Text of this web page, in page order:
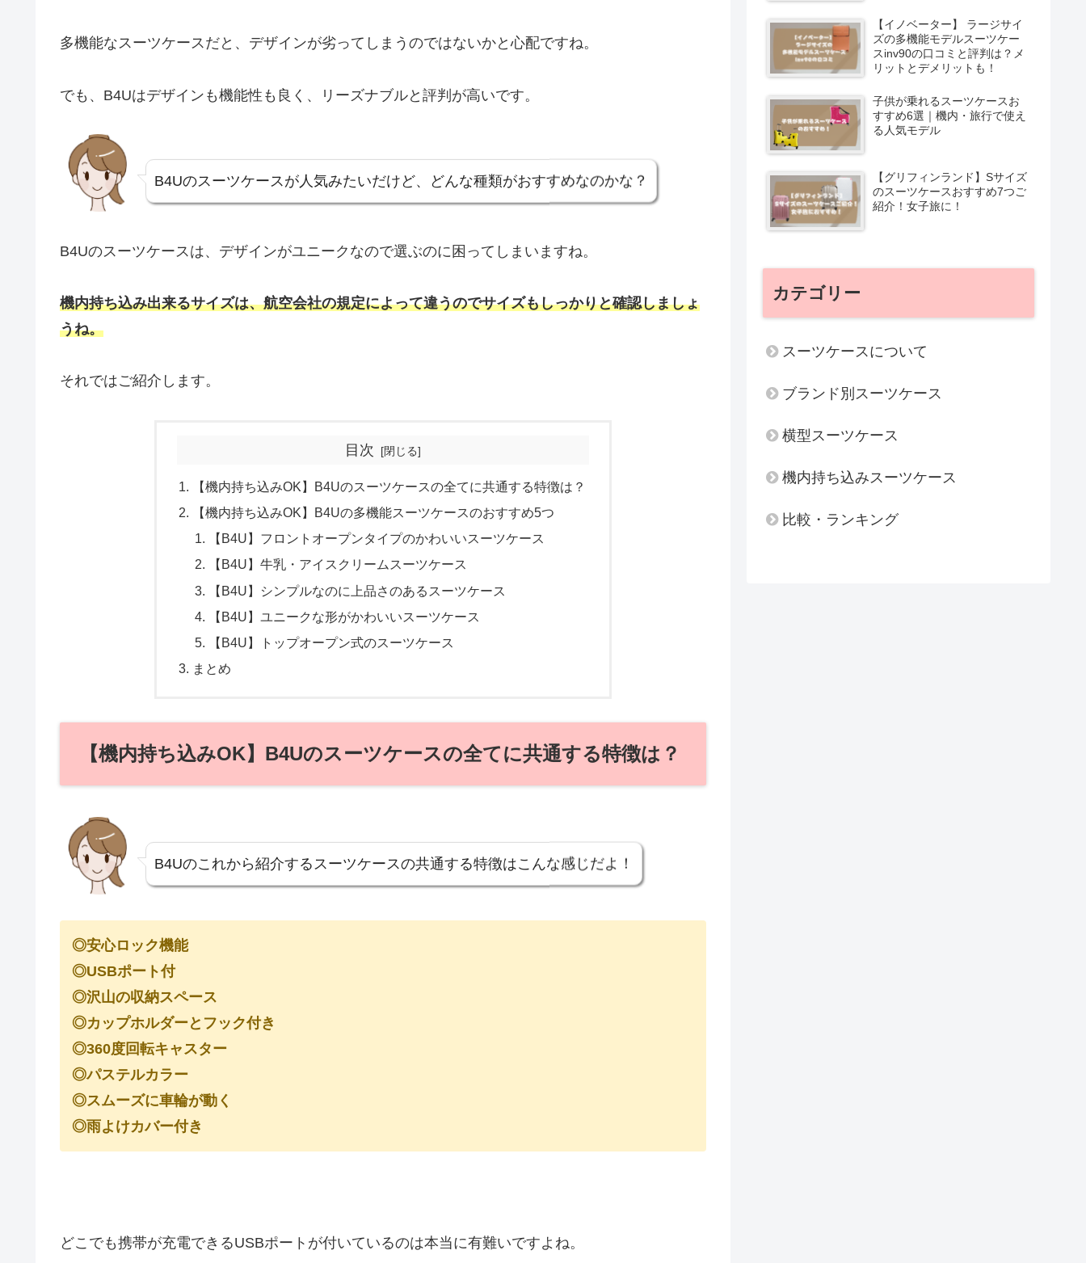
多機能なスーツケースだと、デザインが劣ってしまうのではないかと心配ですね。
でも、B4Uはデザインも機能性も良く、リーズナブルと評判が高いです。
B4Uのスーツケースが人気みたいだけど、どんな種類がおすすめなのかな？
B4Uのスーツケースは、デザインがユニークなので選ぶのに困ってしまいますね。
機内持ち込み出来るサイズは、航空会社の規定によって違うのでサイズもしっかりと確認しましょ
うね。
それではご紹介します。
目次
【機内持ち込みOK】B4Uのスーツケースの全てに共通する特徴は？
【機内持ち込みOK】B4Uの多機能スーツケースのおすすめ5つ
【B4U】フロントオープンタイプのかわいいスーツケース
【B4U】牛乳・アイスクリームスーツケース
【B4U】シンプルなのに上品さのあるスーツケース
【B4U】ユニークな形がかわいいスーツケース
【B4U】トップオープン式のスーツケース
まとめ
【機内持ち込みOK】B4Uのスーツケースの全てに共通する特徴は？
B4Uのこれから紹介するスーツケースの共通する特徴はこんな感じだよ！
◎安心ロック機能
◎USBポート付
◎沢山の収納スペース
◎カップホルダーとフック付き
◎360度回転キャスター
◎パステルカラー
◎スムーズに車輪が動く
◎雨よけカバー付き
どこでも携帯が充電できるUSBポートが付いているのは本当に有難いですよね。
【イノベーター】 ラージサイ
ズの多機能モデルスーツケー
スinv90の口コミと評判は？メ
リットとデメリットも！
子供が乗れるスーツケースお
すすめ6選｜機内・旅行で使え
る人気モデル
【グリフィンランド】Sサイズ
のスーツケースおすすめ7つご
紹介！女子旅に！
カテゴリー
スーツケースについて
ブランド別スーツケース
横型スーツケース
機内持ち込みスーツケース
比較・ランキング